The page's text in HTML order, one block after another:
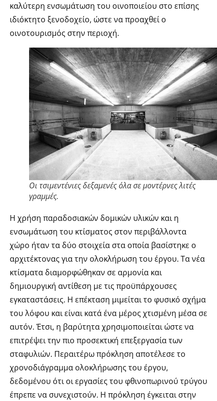
καλύτερη ενσωμάτωση του οινοποιείου στο επίσης
ιδιόκτητο ξενοδοχείο, ώστε να προαχθεί ο
οινοτουρισμός στην περιοχή.
Οι τσιμεντένιες δεξαμενές όλα σε μοντέρνες λιτές
γραμμές.
Η χρήση παραδοσιακών δομικών υλικών και η
ενσωμάτωση του κτίσματος στον περιβάλλοντα
χώρο ήταν τα δύο στοιχεία στα οποία βασίστηκε ο
αρχιτέκτονας για την ολοκλήρωση του έργου. Τα νέα
κτίσματα διαμορφώθηκαν σε αρμονία και
δημιουργική αντίθεση με τις προϋπάρχουσες
εγκαταστάσεις. Η επέκταση μιμείται το φυσικό σχήμα
του λόφου και είναι κατά ένα μέρος χτισμένη μέσα σε
αυτόν. Έτσι, η βαρύτητα χρησιμοποιείται ώστε να
επιτρέψει την πιο προσεκτική επεξεργασία των
σταφυλιών. Περαιτέρω πρόκληση αποτέλεσε το
χρονοδιάγραμμα ολοκλήρωσης του έργου,
δεδομένου ότι οι εργασίες του φθινοπωρινού τρύγου
έπρεπε να συνεχιστούν. Η πρόκληση έγκειται στην